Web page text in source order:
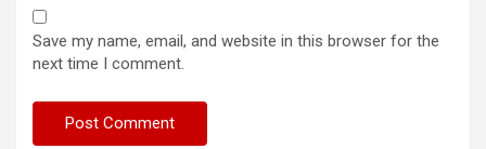
Save my name, email, and website in this browser for the
next time I comment.